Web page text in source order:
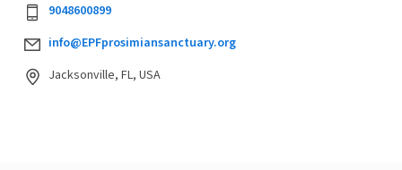
9048600899
info@EPFprosimiansanctuary.org
Jacksonville, FL, USA